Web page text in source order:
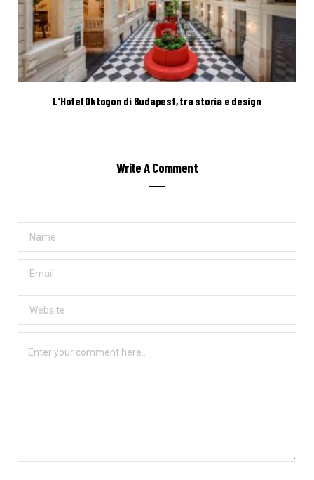
L’Hotel Oktogon di Budapest, tra storia e design
Write A Comment